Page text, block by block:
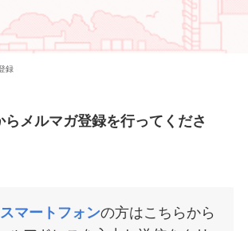
録
メルマガ登録を行ってくださ
マートフォンの方はこちらから